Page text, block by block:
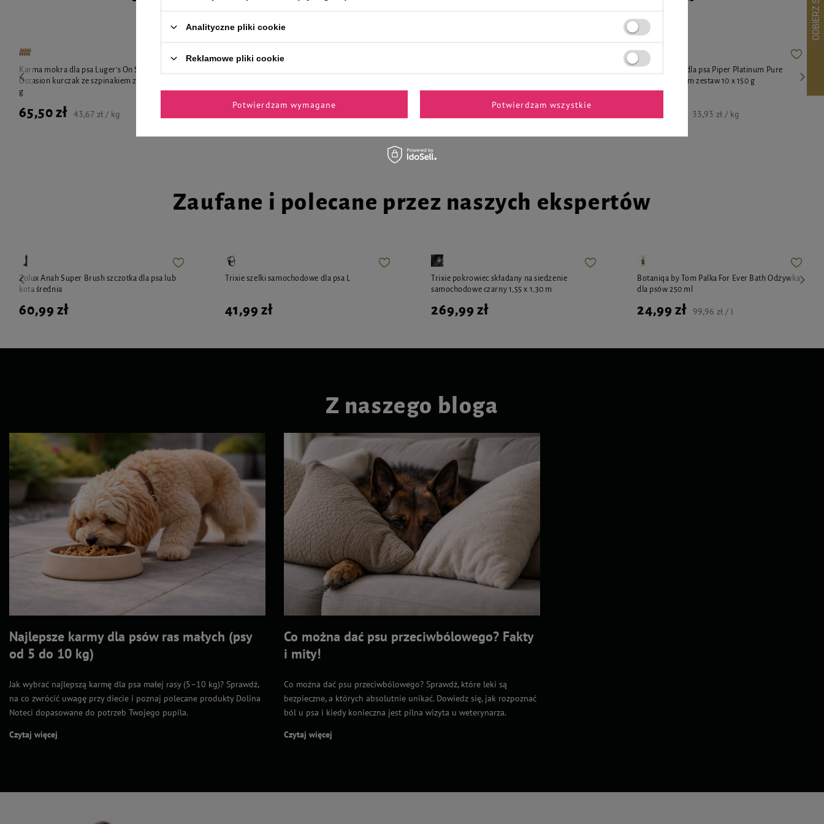
Karma mokra dla psa Luger's On Special
Occasion kurczak ze szpinakiem zestaw 10 x 150
g
65,50 zł 43,67 zł / kg
10 x 150 g
65,50 zł
150 g
Mokra karma dla psa Piper Platinum Pure
kurczak z ryżem zestaw 10 x 150 g
33,93 zł / kg
Zaufane i polecane przez naszych ekspertów
Zolux Anah Super Brush szczotka dla psa lub
kota średnia
60,99 zł
Trixie szelki samochodowe dla psa L
41,99 zł
Trixie pokrowiec składany na siedzenie
samochodowe czarny 1,55 x 1,30 m
269,99 zł
Botaniqa by Tom Palka For Ever Bath Odżywka
dla psów 250 ml
24,99 zł 99,96 zł / l
Z naszego bloga
Najlepsze karmy dla psów ras małych (psy
od 5 do 10 kg)
Jak wybrać najlepszą karmę dla psa małej rasy (5–10 kg)? Sprawdź,
na co zwrócić uwagę przy diecie i poznaj polecane produkty Dolina
Noteci dopasowane do potrzeb Twojego pupila.
Czytaj więcej
Co można dać psu przeciwbólowego? Fakty
i mity!
Co można dać psu przeciwbólowego? Sprawdź, które leki są
bezpieczne, a których absolutnie unikać. Dowiedz się, jak rozpoznać
ból u psa i kiedy konieczna jest pilna wizyta u weterynarza.
Czytaj więcej
Analityczne pliki cookie
Reklamowe pliki cookie
Potwierdzam wymagane Potwierdzam wszystkie